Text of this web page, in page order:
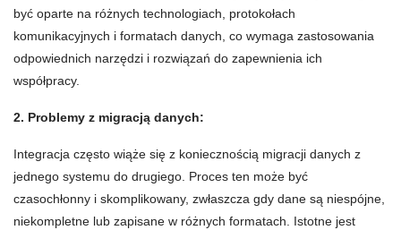
być oparte na różnych technologiach, protokołach
komunikacyjnych i formatach danych, co wymaga zastosowania
odpowiednich narzędzi i rozwiązań do zapewnienia ich
współpracy.
2. Problemy z migracją danych:
Integracja często wiąże się z koniecznością migracji danych z
jednego systemu do drugiego. Proces ten może być
czasochłonny i skomplikowany, zwłaszcza gdy dane są niespójne,
niekompletne lub zapisane w różnych formatach. Istotne jest